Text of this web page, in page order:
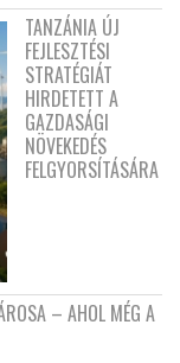
TANZÁNIA ÚJ
FEJLESZTÉSI
STRATÉGIÁT
HIRDETETT A
GAZDASÁGI
NÖVEKEDÉS
FELGYORSÍTÁSÁRA
– AHOL MÉG A